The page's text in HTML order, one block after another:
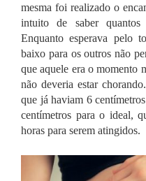
mesma foi realizado o
intuito de saber quantos
Enquanto esperava pelo
baixo para os outros não
que aquele era o momento
não deveria estar
que já haviam 6
centímetros para o ideal,
horas para serem atingidos.